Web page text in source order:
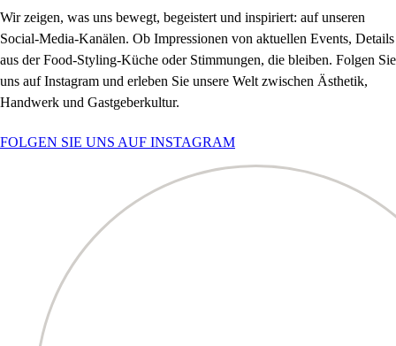
Wir zeigen, was uns bewegt, begeistert und inspiriert: auf unseren
Social-Media-Kanälen. Ob Impressionen von aktuellen Events, Details
aus der Food-Styling-Küche oder Stimmungen, die bleiben. Folgen Sie
uns auf Instagram und erleben Sie unsere Welt zwischen Ästhetik,
Handwerk und Gastgeberkultur.
FOLGEN SIE UNS AUF INSTAGRAM